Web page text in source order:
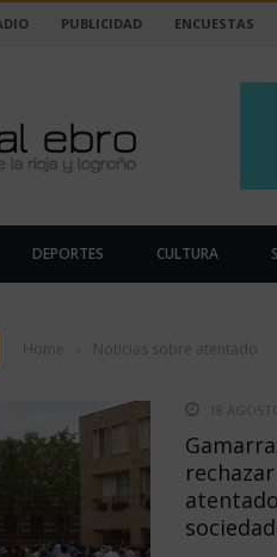
PUBLICIDAD ENCUESTAS
DEPORTES CULTURA
Home Noticias sobre atentado
18